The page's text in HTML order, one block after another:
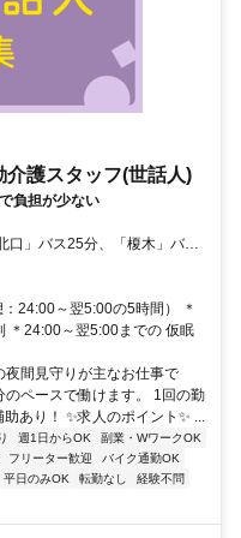
介護スタッフ(世話人)
負担が少ない
口」バス25分、「榎木」バス
24:00～翌5:00の5時間） ＊
＊24:00～翌5:00までの 仮眠
間見守りが主なお仕事で
ペースで働けます。 1回の勤
あり！ ✨求人のポイント✨ ...
週1日からOK
副業・WワークOK
フリーター歓迎
バイク通勤OK
平日のみOK 転勤なし
経験不問